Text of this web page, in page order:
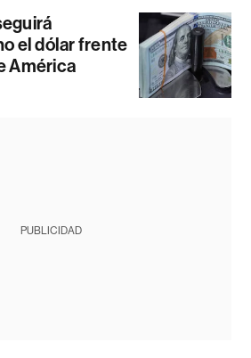
el dólar frente
América
PUBLICIDAD